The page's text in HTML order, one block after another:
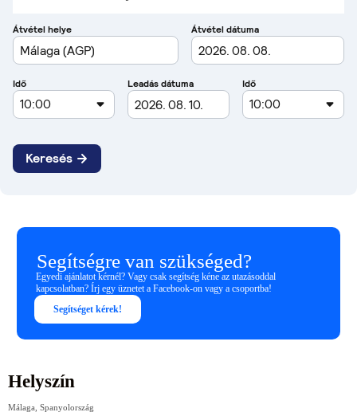
Segítségre van szükséged?
Egyedi ajánlatot kérnél? Vagy csak segítség kéne az utazásoddal
kapcsolatban? Írj egy üznetet a Facebook-on vagy a csoportba!
Segítséget kérek!
Helyszín
Málaga, Spanyolország